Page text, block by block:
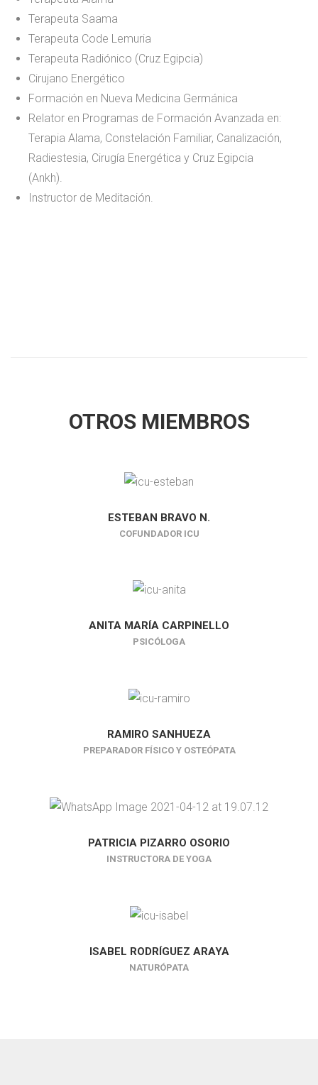
Terapeuta Saama
Terapeuta Code Lemuria
Terapeuta Radiónico (Cruz Egipcia)
Cirujano Energético
Formación en Nueva Medicina Germánica
Relator en Programas de Formación Avanzada en:
Terapia Alama, Constelación Familiar, Canalización,
Radiestesia, Cirugía Energética y Cruz Egipcia
(Ankh).
Instructor de Meditación.
OTROS MIEMBROS
ESTEBAN BRAVO N.
COFUNDADOR ICU
ANITA MARÍA CARPINELLO
PSICÓLOGA
RAMIRO SANHUEZA
PREPARADOR FÍSICO Y OSTEÓPATA
PATRICIA PIZARRO OSORIO
INSTRUCTORA DE YOGA
ISABEL RODRÍGUEZ ARAYA
NATURÓPATA